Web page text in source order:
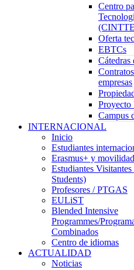
Centro
Oferta
EBTCs
Cátedras
empresas
Campus
INTERNACIONAL
Inicio
Estudiantes
Erasmus+ y movilidad
Estudiantes
Students)
Profesores / PTGAS
EULiST
Blended Intensive
Programmes/
Combinados
Centro de idiomas
ACTUALIDAD
Noticias